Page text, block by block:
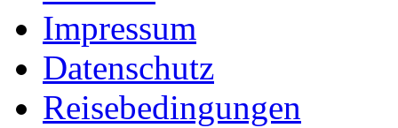
Impressum
Datenschutz
Reisebedingungen